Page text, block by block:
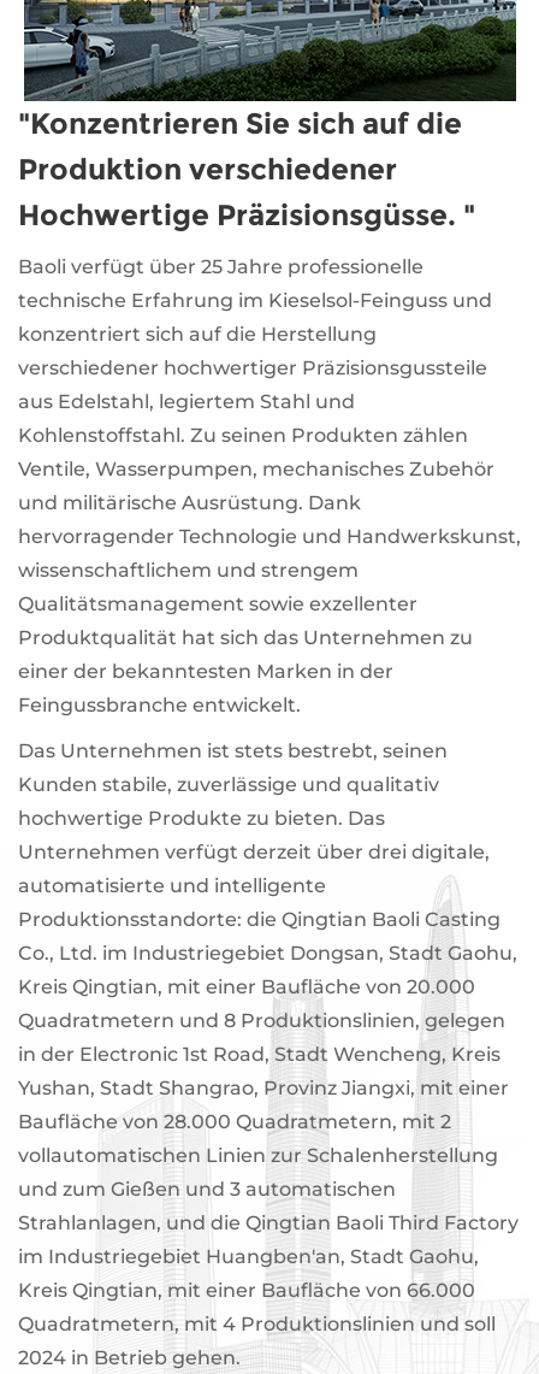
"Konzentrieren Sie sich auf die
Produktion verschiedener
Hochwertige Präzisionsgüsse. "
Baoli verfügt über 25 Jahre professionelle
technische Erfahrung im Kieselsol-Feinguss und
konzentriert sich auf die Herstellung
verschiedener hochwertiger Präzisionsgussteile
aus Edelstahl, legiertem Stahl und
Kohlenstoffstahl. Zu seinen Produkten zählen
Ventile, Wasserpumpen, mechanisches Zubehör
und militärische Ausrüstung. Dank
hervorragender Technologie und Handwerkskunst,
wissenschaftlichem und strengem
Qualitätsmanagement sowie exzellenter
Produktqualität hat sich das Unternehmen zu
einer der bekanntesten Marken in der
Feingussbranche entwickelt.
Das Unternehmen ist stets bestrebt, seinen
Kunden stabile, zuverlässige und qualitativ
hochwertige Produkte zu bieten. Das
Unternehmen verfügt derzeit über drei digitale,
automatisierte und intelligente
Produktionsstandorte: die Qingtian Baoli Casting
Co., Ltd. im Industriegebiet Dongsan, Stadt Gaohu,
Kreis Qingtian, mit einer Baufläche von 20.000
Quadratmetern und 8 Produktionslinien, gelegen
in der Electronic 1st Road, Stadt Wencheng, Kreis
Yushan, Stadt Shangrao, Provinz Jiangxi, mit einer
Baufläche von 28.000 Quadratmetern, mit 2
vollautomatischen Linien zur Schalenherstellung
und zum Gießen und 3 automatischen
Strahlanlagen, und die Qingtian Baoli Third Factory
im Industriegebiet Huangben'an, Stadt Gaohu,
Kreis Qingtian, mit einer Baufläche von 66.000
Quadratmetern, mit 4 Produktionslinien und soll
2024 in Betrieb gehen.